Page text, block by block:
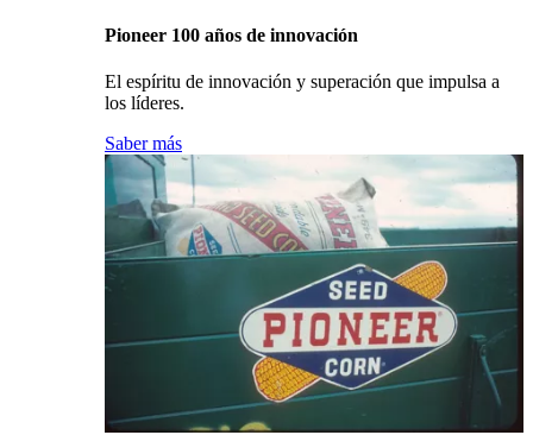
Pioneer 100 años de innovación
El espíritu de innovación y superación que impulsa a
los líderes.
Saber más